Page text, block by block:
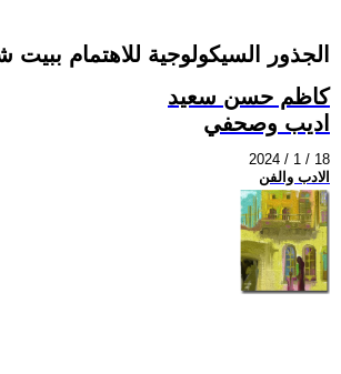
الجذور السيكولوجية للاهتمام
كاظم حسن سعيد
اديب وصحفي
2024 / 1 / 18
الادب والفن